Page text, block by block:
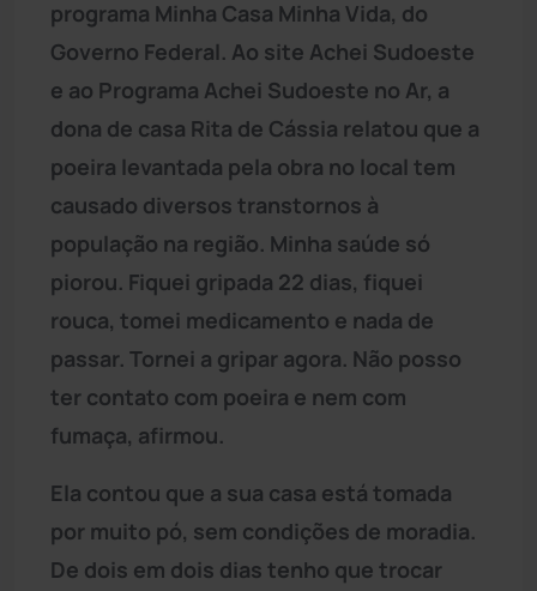
programa Minha Casa Minha Vida, do
Governo Federal. Ao site Achei Sudoeste
e ao Programa Achei Sudoeste no Ar, a
dona de casa Rita de Cássia relatou que a
poeira levantada pela obra no local tem
causado diversos transtornos à
população na região. Minha saúde só
piorou. Fiquei gripada 22 dias, fiquei
rouca, tomei medicamento e nada de
passar. Tornei a gripar agora. Não posso
ter contato com poeira e nem com
fumaça, afirmou.
Ela contou que a sua casa está tomada
por muito pó, sem condições de moradia.
De dois em dois dias tenho que trocar